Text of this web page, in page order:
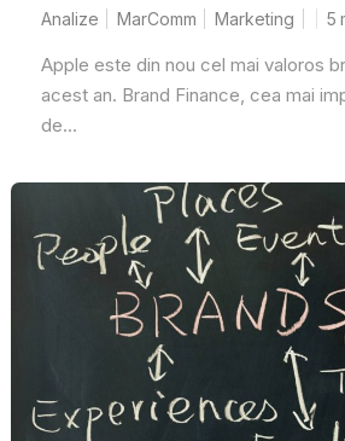
Analize MarComm Marketing 5
Apple este din nou cel mai valoros
acest an. Brand Finance, cea mai
de...